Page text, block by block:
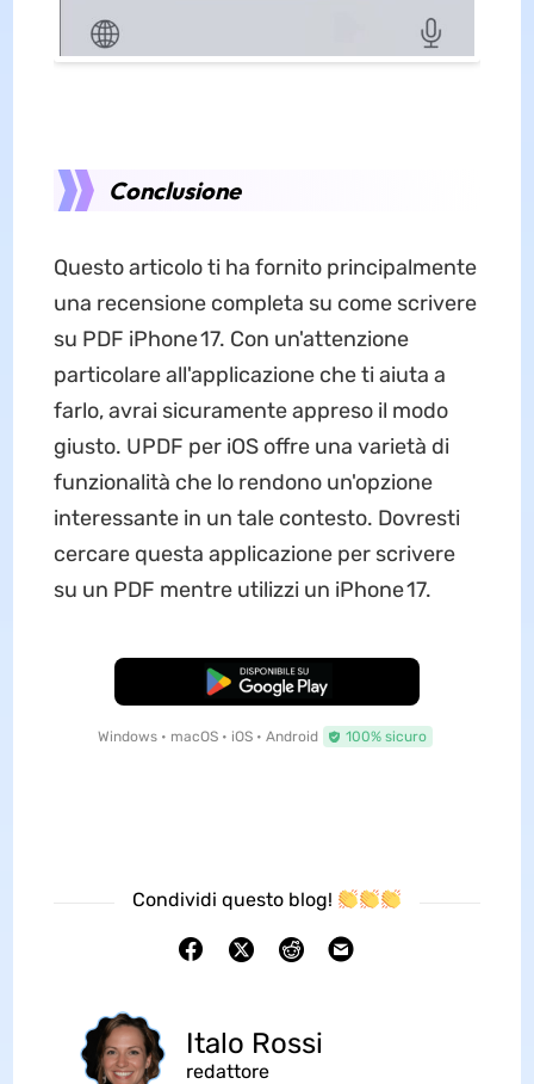
Conclusione
Questo articolo ti ha fornito principalmente
una recensione completa su come scrivere
su PDF iPhone 17. Con un'attenzione
particolare all'applicazione che ti aiuta a
farlo, avrai sicuramente appreso il modo
giusto. UPDF per iOS offre una varietà di
funzionalità che lo rendono un'opzione
interessante in un tale contesto. Dovresti
cercare questa applicazione per scrivere
su un PDF mentre utilizzi un iPhone 17.
Download Gratis
Windows • macOS • iOS • Android 100% sicuro
Condividi questo blog!
Italo Rossi
redattore